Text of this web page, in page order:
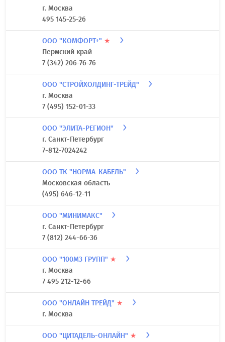
г. Москва
495 145-25-26
ООО "КОМФОРТ+" ★
Пермский край
7 (342) 206-76-76
ООО "СТРОЙХОЛДИНГ-ТРЕЙД"
г. Москва
7 (495) 152-01-33
ООО "ЭЛИТА-РЕГИОН"
г. Санкт-Петербург
7-812-7024242
ООО ТК "НОРМА-КАБЕЛЬ"
Московская область
(495) 646-12-11
ООО "МИНИМАКС"
г. Санкт-Петербург
7 (812) 244-66-36
ООО "100М3 ГРУПП" ★
г. Москва
7 495 212-12-66
ООО "ОНЛАЙН ТРЕЙД" ★
г. Москва
ООО "ЦИТАДЕЛЬ-ОНЛАЙН" ★